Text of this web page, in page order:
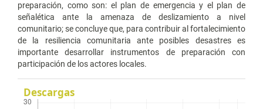
preparación, como son: el plan de emergencia y el plan de
señalética ante la amenaza de deslizamiento a nivel
comunitario; se concluye que, para contribuir al fortalecimiento
de la resiliencia comunitaria ante posibles desastres es
importante desarrollar instrumentos de preparación con
participación de los actores locales.
Descargas